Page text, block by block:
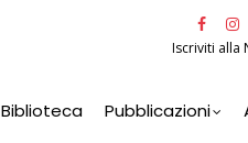
Iscriviti alla
Biblioteca Pubblicazioni